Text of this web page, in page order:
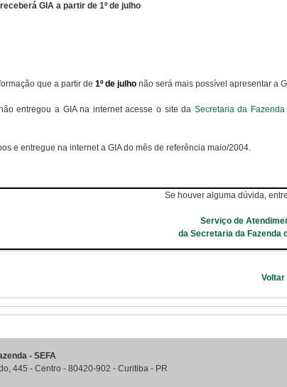
GIA a partir de 1º de julho
que a partir de 1º de julho não será mais possível apresentar a
entregou a GIA na internet acesse o site da Secretaria da Fazenda
e entregue na internet a GIA do mês de referência maio/2004.
Se houver alguma dúvida,
Serviço de
da Secretaria da Fazenda
Voltar
- SEFA
445 - Centro - 80420-902 - Curitiba - PR